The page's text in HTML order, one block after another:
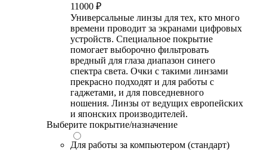
11000 ₽
Универсальные линзы для тех, кто много
времени проводит за экранами цифровых
устройств. Специальное покрытие
помогает выборочно фильтровать
вредный для глаза диапазон синего
спектра света. Очки с такими линзами
прекрасно подходят и для работы с
гаджетами, и для повседневного
ношения. Линзы от ведущих европейских
и японских производителей.
Выберите покрытие/назначение
Для работы за компьютером (стандарт)